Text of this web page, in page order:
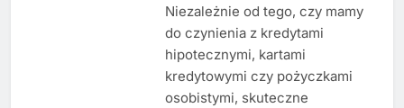
Niezależnie od tego, czy mamy
do czynienia z kredytami
hipotecznymi, kartami
kredytowymi czy pożyczkami
osobistymi, skuteczne